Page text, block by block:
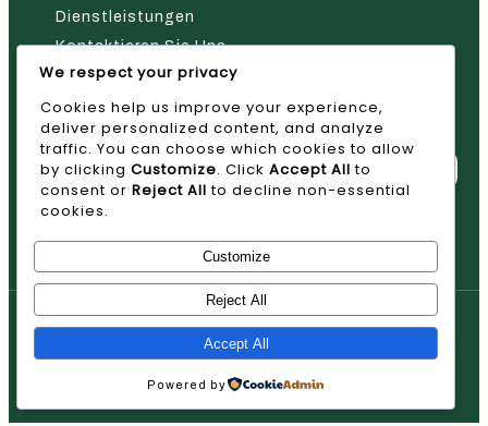
Dienstleistungen
Kontaktieren Sie Uns
Nehmen Sie Kontakt Mit Uns Auf
© 2026 AVAN
We respect your privacy
Cookies help us improve your experience,
deliver personalized content, and analyze
traffic. You can choose which cookies to allow
by clicking Customize. Click Accept All to
consent or Reject All to decline non-essential
cookies.
Customize
Reject All
Accept All
Powered by